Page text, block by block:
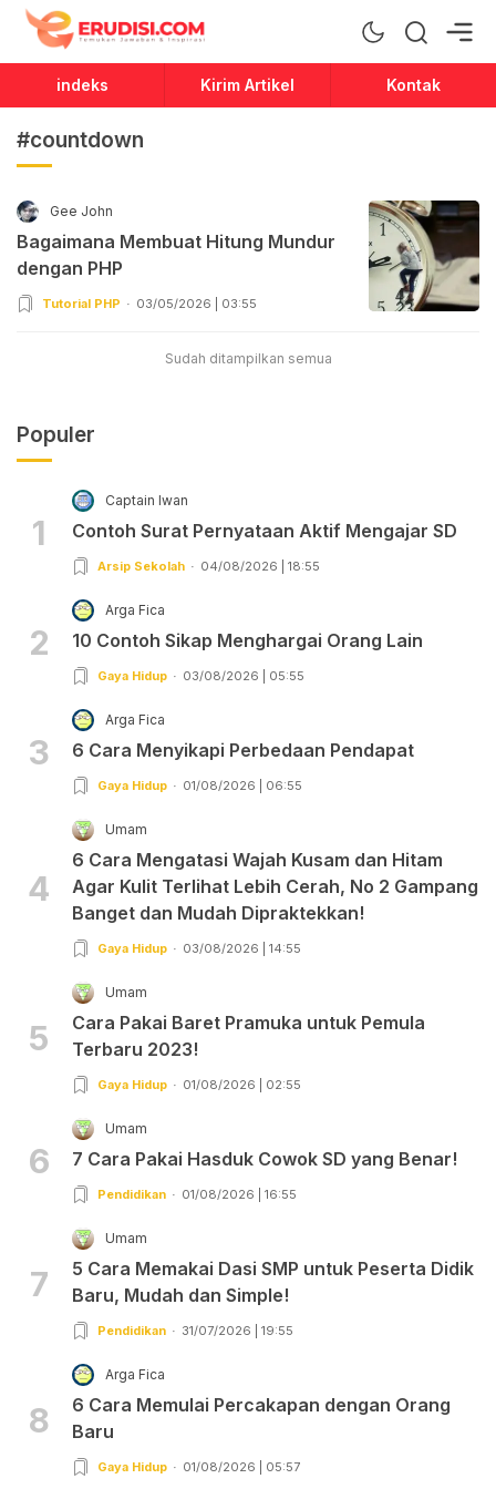
Erudisi
Temukan Jawaban dan Inspirasi
indeks Kirim Artikel Kontak
#countdown
Gee John
Bagaimana Membuat Hitung Mundur
dengan PHP
Tutorial PHP 03/05/2026 | 03:55
Sudah ditampilkan semua
Populer
1
Captain Iwan
Contoh Surat Pernyataan Aktif Mengajar SD
Arsip Sekolah 04/08/2026 | 18:55
2
Arga Fica
10 Contoh Sikap Menghargai Orang Lain
Gaya Hidup 03/08/2026 | 05:55
3
Arga Fica
6 Cara Menyikapi Perbedaan Pendapat
Gaya Hidup 01/08/2026 | 06:55
4
Umam
6 Cara Mengatasi Wajah Kusam dan Hitam
Agar Kulit Terlihat Lebih Cerah, No 2 Gampang
Banget dan Mudah Dipraktekkan!
Gaya Hidup 03/08/2026 | 14:55
5
Umam
Cara Pakai Baret Pramuka untuk Pemula
Terbaru 2023!
Gaya Hidup 01/08/2026 | 02:55
6
Umam
7 Cara Pakai Hasduk Cowok SD yang Benar!
Pendidikan 01/08/2026 | 16:55
7
Umam
5 Cara Memakai Dasi SMP untuk Peserta Didik
Baru, Mudah dan Simple!
Pendidikan 31/07/2026 | 19:55
8
Arga Fica
6 Cara Memulai Percakapan dengan Orang
Baru
Gaya Hidup 01/08/2026 | 05:57